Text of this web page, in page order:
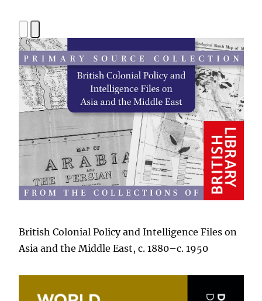
British Colonial Policy and Intelligence Files on
Asia and the Middle East, c. 1880–c. 1950